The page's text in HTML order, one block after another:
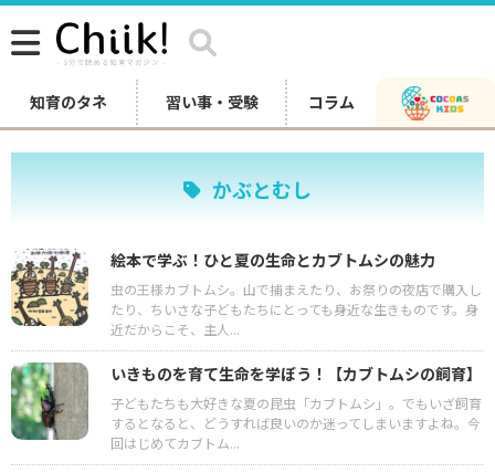
知育のタネ 習い事・受験 コラム
かぶとむし
絵本で学ぶ！ひと夏の生命とカブトムシの魅力
虫の王様カブトムシ。山で捕まえたり、お祭りの夜店で購入し
たり、ちいさな子どもたちにとっても身近な生きものです。身
近だからこそ、主人...
いきものを育て生命を学ぼう！【カブトムシの飼育】
子どもたちも大好きな夏の昆虫「カブトムシ」。でもいざ飼育
するとなると、どうすれば良いのか迷ってしまいますよね。今
回はじめてカブトム...